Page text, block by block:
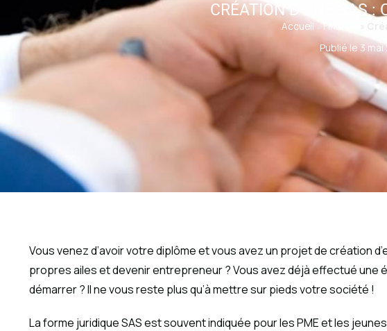
CRÉATION D’UNE SAS :
Accueil»Finance
Publié le 3 mai
Vous venez d’avoir votre diplôme et vous avez un projet de création
propres ailes et devenir entrepreneur ? Vous avez déjà effectué une
démarrer ? Il ne vous reste plus qu’à mettre sur pieds votre société !
La forme juridique SAS est souvent indiquée pour les PME et les